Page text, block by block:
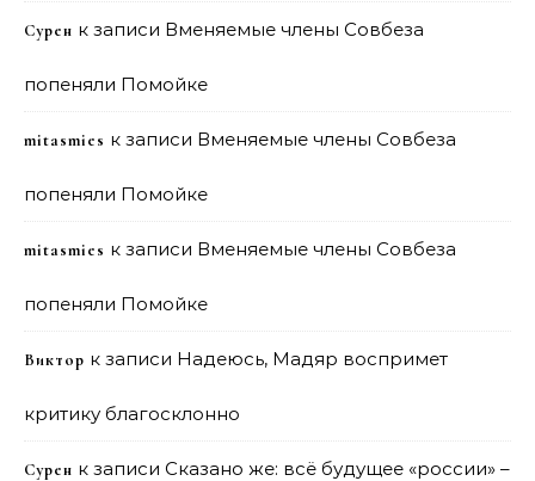
Сурен к записи Вменяемые члены Совбеза
попеняли Помойке
mitasmies к записи Вменяемые члены Совбеза
попеняли Помойке
mitasmies к записи Вменяемые члены Совбеза
попеняли Помойке
Виктор к записи Надеюсь, Мадяр воспримет
критику благосклонно
Сурен к записи Сказано же: всё будущее «россии» –